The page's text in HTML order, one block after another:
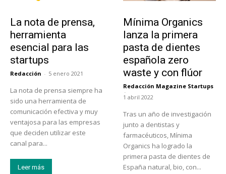
La nota de prensa,
herramienta
esencial para las
startups
Redacción - 5 enero 2021
La nota de prensa siempre ha
sido una herramienta de
comunicación efectiva y muy
ventajosa para las empresas
que deciden utilizar este
canal para...
Leer más
Mínima Organics
lanza la primera
pasta de dientes
española zero
waste y con flúor
Redacción Magazine Startups
-
1 abril 2022
Tras un año de investigación
junto a dentistas y
farmacéuticos, Mínima
Organics ha logrado la
primera pasta de dientes de
España natural, bio, con...